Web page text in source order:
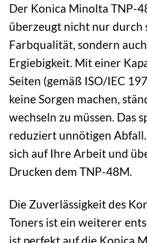
Der Konica Minolta TNP-
überzeugt nicht nur durch
Farbqualität, sondern
Ergiebigkeit. Mit einer
Seiten (gemäß ISO/IEC
keine Sorgen machen,
wechseln zu müssen. Das
reduziert unnötigen
sich auf Ihre Arbeit und
Drucken dem TNP-48M.
Die Zuverlässigkeit des
Toners ist ein weiterer